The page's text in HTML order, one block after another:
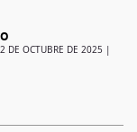
DE OCTUBRE DE 2025 |